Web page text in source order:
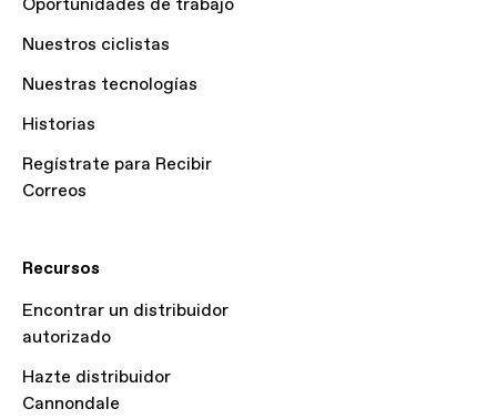
Oportunidades de trabajo
Nuestros ciclistas
Nuestras tecnologías
Historias
Regístrate para Recibir
Correos
Recursos
Encontrar un distribuidor
autorizado
Hazte distribuidor
Cannondale